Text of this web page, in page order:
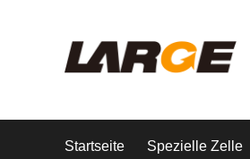
Startseite Spezielle Zelle